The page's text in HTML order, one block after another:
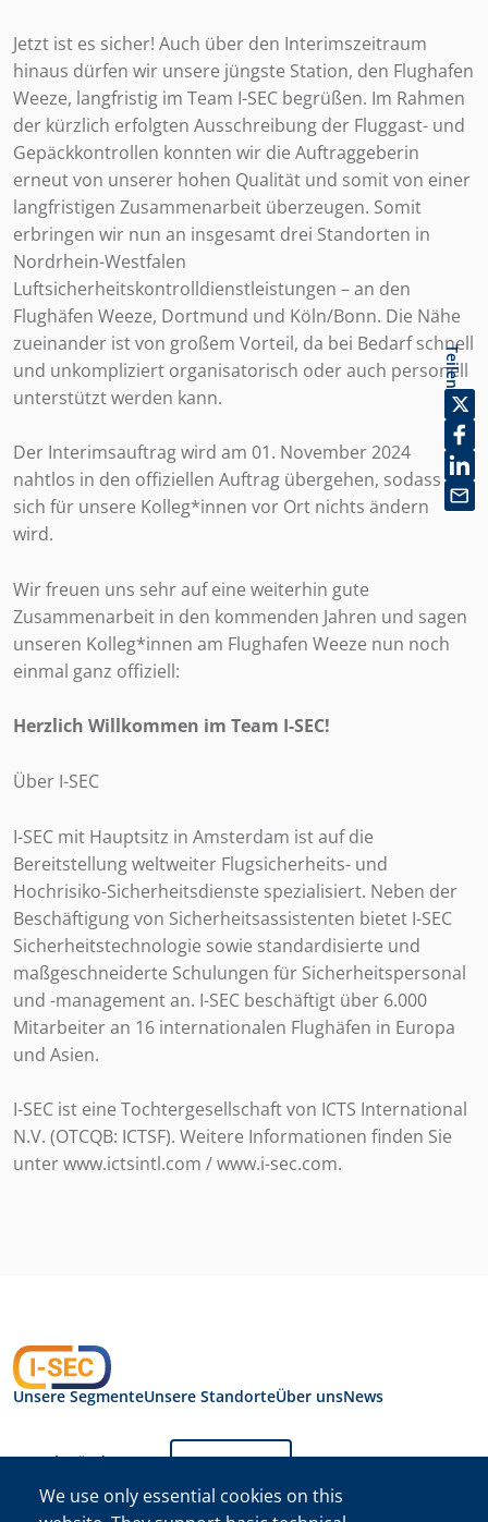
Jetzt ist es sicher! Auch über den Interimszeitraum
hinaus dürfen wir unsere jüngste Station, den Flughafen
Weeze, langfristig im Team I-SEC begrüßen. Im Rahmen
der kürzlich erfolgten Ausschreibung der Fluggast- und
Gepäckkontrollen konnten wir die Auftraggeberin
erneut von unserer hohen Qualität und somit von einer
langfristigen Zusammenarbeit überzeugen. Somit
erbringen wir nun an insgesamt drei Standorten in
Nordrhein-Westfalen
Luftsicherheitskontrolldienstleistungen – an den
Flughäfen Weeze, Dortmund und Köln/Bonn. Die Nähe
zueinander ist von großem Vorteil, da bei Bedarf schnell
und unkompliziert organisatorisch oder auch personell
unterstützt werden kann.
Der Interimsauftrag wird am 01. November 2024
nahtlos in den offiziellen Auftrag übergehen, sodass
sich für unsere Kolleg*innen vor Ort nichts ändern
wird.
Wir freuen uns sehr auf eine weiterhin gute
Zusammenarbeit in den kommenden Jahren und sagen
unseren Kolleg*innen am Flughafen Weeze nun noch
einmal ganz offiziell:
Herzlich Willkommen im Team I-SEC!
Über I-SEC
I-SEC mit Hauptsitz in Amsterdam ist auf die
Bereitstellung weltweiter Flugsicherheits- und
Hochrisiko-Sicherheitsdienste spezialisiert. Neben der
Beschäftigung von Sicherheitsassistenten bietet I-SEC
Sicherheitstechnologie sowie standardisierte und
maßgeschneiderte Schulungen für Sicherheitspersonal
und -management an. I-SEC beschäftigt über 6.000
Mitarbeiter an 16 internationalen Flughäfen in Europa
und Asien.
I-SEC ist eine Tochtergesellschaft von ICTS International
N.V. (OTCQB: ICTSF). Weitere Informationen finden Sie
unter www.ictsintl.com / www.i-sec.com.
Teilen
Unsere SegmenteUnsere StandorteÜber unsNews
Sprache ändern: Deutsch
We use only essential cookies on this